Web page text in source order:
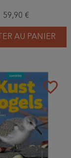
59,90 €
AU PANIER
favorite_border